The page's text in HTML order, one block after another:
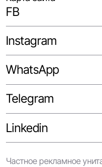
FB
Instagram
WhatsApp
Telegram
Linkedin
Частное рекламное